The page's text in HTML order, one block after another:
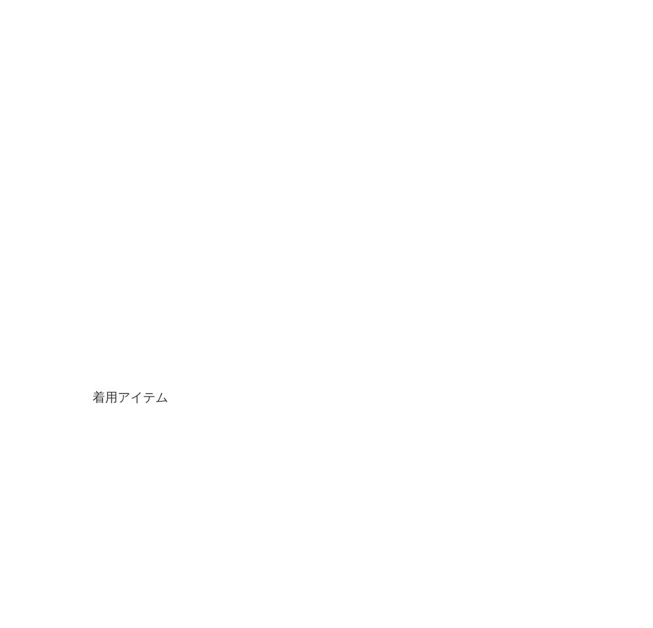
着用アイテム